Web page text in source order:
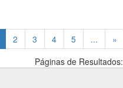
(current)
2 3 4 5 ...
»
Páginas de Resultados: